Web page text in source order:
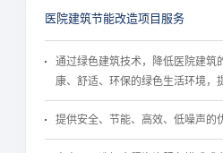
医院建筑节能改造项目服务
通过绿色建筑技术，降低医院建筑
康、舒适、环保的绿色生活环境，
提供安全、节能、高效、低噪声的